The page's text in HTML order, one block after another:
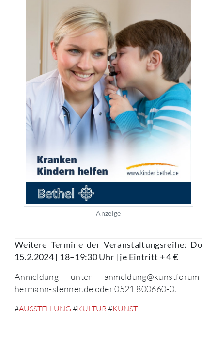
Anzeige
Weitere Termine der Veranstaltungsreihe: Do
15.2.2024 | 18–19:30 Uhr | je Eintritt + 4 €
Anmeldung unter anmeldung@kunstforum-
hermann-stenner.de oder 0521 800660-0.
#AUSSTELLUNG #KULTUR#KUNST